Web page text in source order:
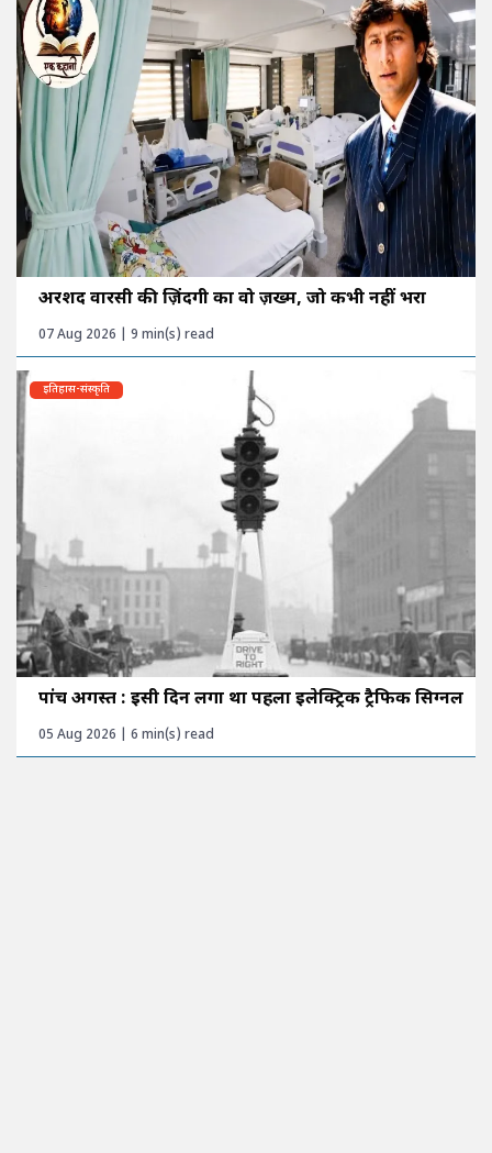
अरशद वारसी की ज़िंदगी का वो ज़ख्म, जो कभी नहीं भरा
07 Aug 2026 | 9 min(s) read
इतिहास-संस्कृति
पांच अगस्त : इसी दिन लगा था पहला इलेक्ट्रिक ट्रैफिक सिग्नल
05 Aug 2026 | 6 min(s) read